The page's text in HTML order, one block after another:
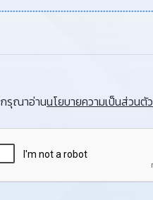
กรุณาอ่านนโยบายความเป็นส่วนตัว